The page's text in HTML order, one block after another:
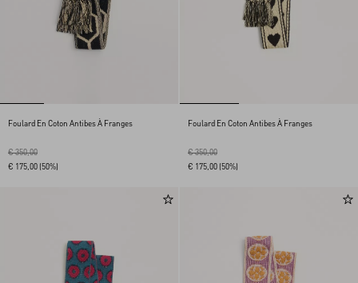
Foulard En Coton Antibes À Franges
€ 350,00
€ 175,00 (50%)
Foulard En Coton Antibes À Franges
€ 350,00
€ 175,00 (50%)